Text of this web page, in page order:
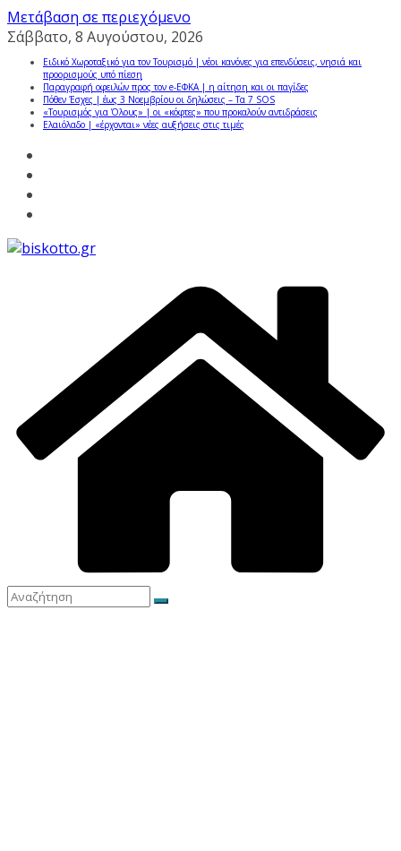
Μετάβαση σε περιεχόμενο
Σάββατο, 8 Αυγούστου, 2026
Ειδικό Χωροταξικό για τον Τουρισμό | νέοι κανόνες για επενδύσεις, νησιά και
προορισμούς υπό πίεση
Παραγραφή οφειλών προς τον e-ΕΦΚΑ | η αίτηση και οι παγίδες
Πόθεν Έσχες | έως 3 Νοεμβρίου οι δηλώσεις – Τα 7 SOS
«Τουρισμός για Όλους» | οι «κόφτες» που προκαλούν αντιδράσεις
Ελαιόλαδο | «έρχονται» νέες αυξήσεις στις τιμές